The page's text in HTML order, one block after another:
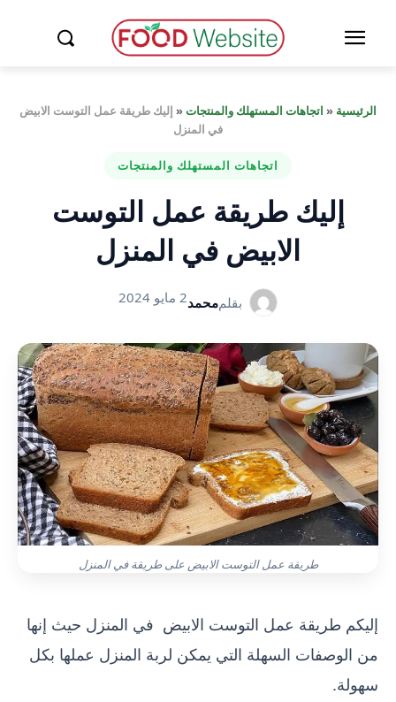
الرئيسية « اتجاهات المستهلك والمنتجات« إليك طريقة عمل التوست الابيض
في المنزل
اتجاهات المستهلك والمنتجات
إليك طريقة عمل التوست
الابيض في المنزل
بقلممحمد2 مايو 2024
طريقة عمل التوست الابيض على طريقة في المنزل
إليكم طريقة عمل التوست الابيض في المنزل حيث إنها
من الوصفات السهلة التي يمكن لربة المنزل عملها بكل
سهولة.